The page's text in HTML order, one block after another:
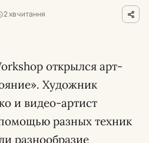
2 хв читання
открылся арт-
Художник
и видео-артист
разных техник
разнообразие